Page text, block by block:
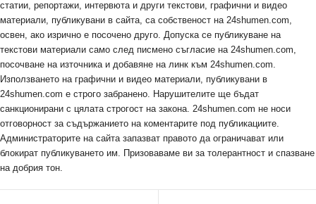
статии, репортажи, интервюта и други текстови, графични и видео
материали, публикувани в сайта, са собственост на 24shumen.com,
освен, ако изрично е посочено друго. Допуска се публикуване на
текстови материали само след писмено съгласие на 24shumen.com,
посочване на източника и добавяне на линк към 24shumen.com.
Използването на графични и видео материали, публикувани в
24shumen.com е строго забранено. Нарушителите ще бъдат
санкционирани с цялата строгост на закона. 24shumen.com не носи
отговорност за съдържанието на коментарите под публикациите.
Администраторите на сайта запазват правото да ограничават или
блокират публикуването им. Призоваваме ви за толерантност и спазване
на добрия тон.